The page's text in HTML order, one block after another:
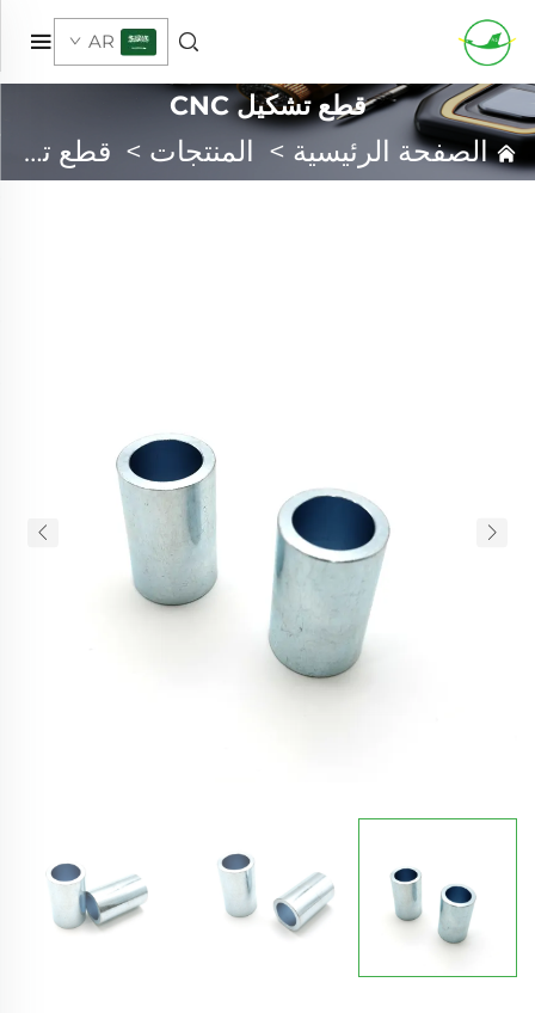
AR
قطع تشكيل CNC
الصفحة الرئيسية > المنتجات > قطع تشكيل CNC